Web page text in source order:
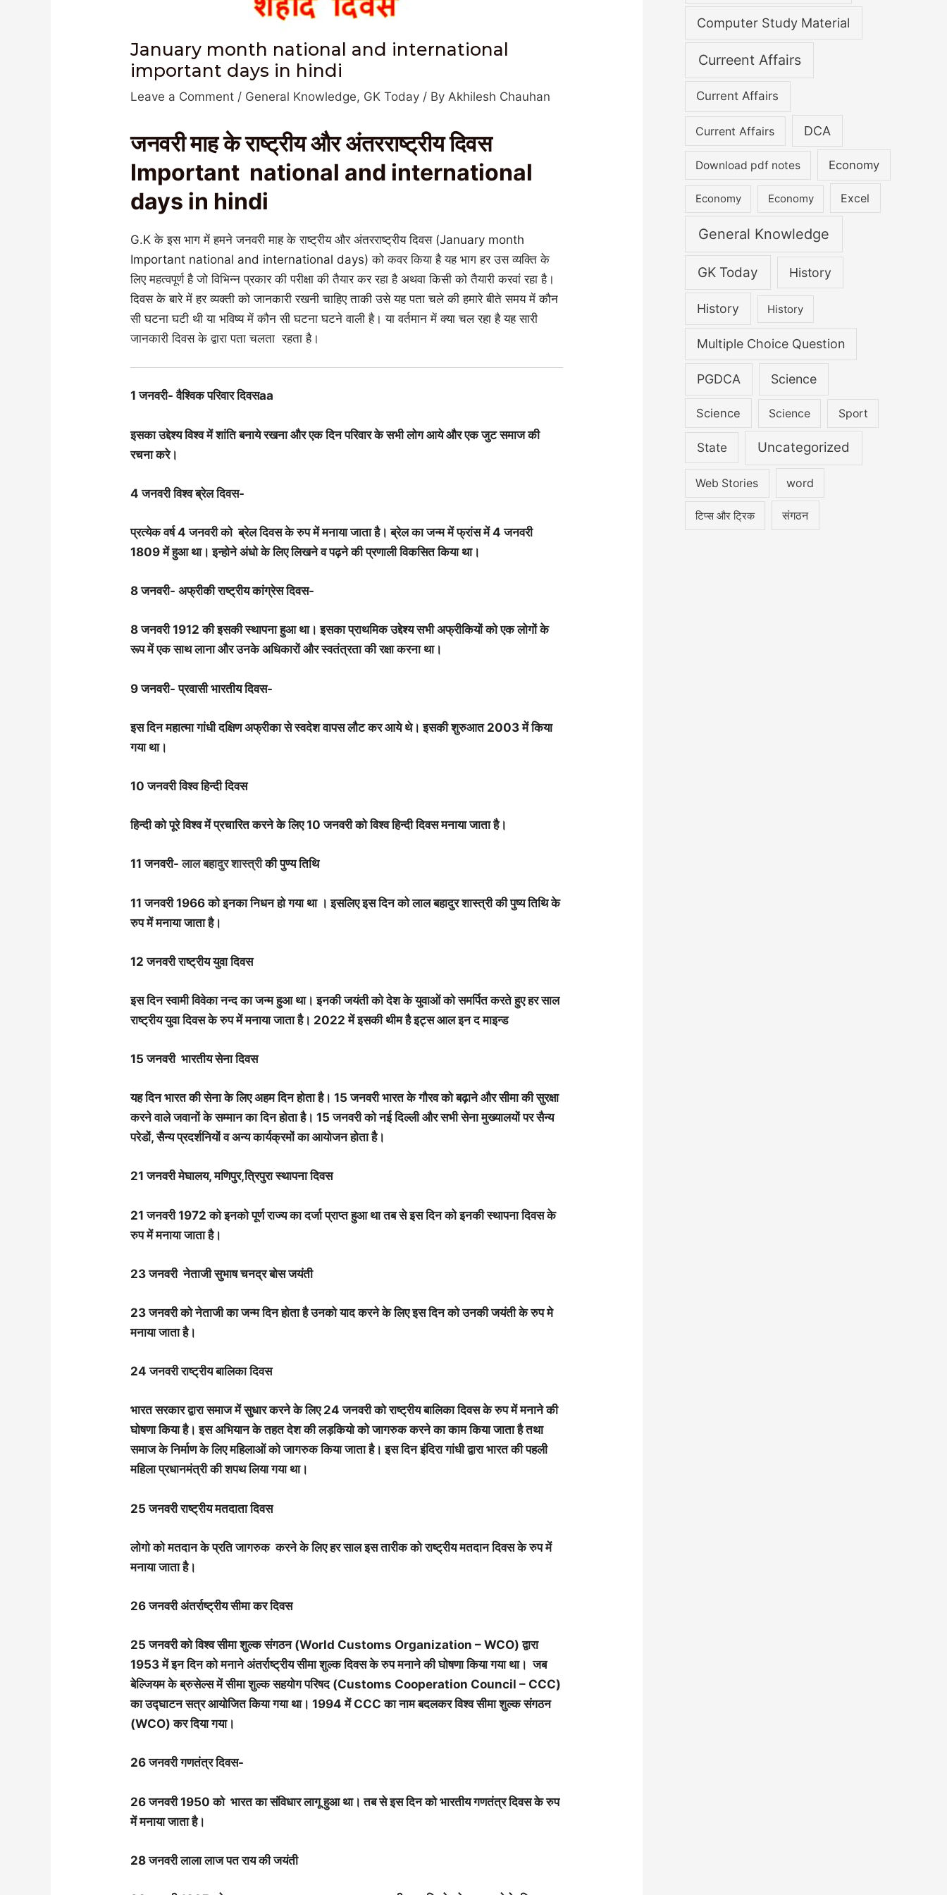
January month national and international
important days in hindi
Leave a Comment / General Knowledge, GK Today / By Akhilesh Chauhan
जनवरी माह के राष्ट्रीय और अंतरराष्ट्रीय दिवस
Important national and international
days in hindi
G.K के इस भाग में हमने जनवरी माह के राष्ट्रीय और अंतरराष्ट्रीय दिवस (January month
Important national and international days) को कवर किया है यह भाग हर उस व्यक्ति के
लिए महत्वपूर्ण है जो विभिन्न प्रकार की परीक्षा की तैयार कर रहा है अथवा किसी को तैयारी करवां रहा है।
दिवस के बारे में हर व्यक्ती को जानकारी रखनी चाहिए ताकी उसे यह पता चले की हमारे बीते समय में कौन
सी घटना घटी थी या भविष्य में कौन सी घटना घटने वाली है। या वर्तमान में क्या चल रहा है यह सारी
जानकारी दिवस के द्वारा पता चलता रहता है।
1 जनवरी- वैश्विक परिवार दिवसaa
इसका उद्देश्य विश्व में शांति बनाये रखना और एक दिन परिवार के सभी लोग आये और एक जुट समाज की
रचना करे।
4 जनवरी विश्व ब्रेल दिवस-
प्रत्येक वर्ष 4 जनवरी को ब्रेल दिवस के रुप में मनाया जाता है। ब्रेल का जन्म में फ्रांस में 4 जनवरी
1809 में हुआ था। इन्होने अंधो के लिए लिखने व पढ़ने की प्रणाली विकसित किया था।
8 जनवरी- अफ्रीकी राष्ट्रीय कांग्रेस दिवस-
8 जनवरी 1912 की इसकी स्थापना हुआ था। इसका प्राथमिक उद्देश्य सभी अफ्रीकियों को एक लोगों के
रूप में एक साथ लाना और उनके अधिकारों और स्वतंत्रता की रक्षा करना था।
9 जनवरी- प्रवासी भारतीय दिवस-
इस दिन महात्मा गांधी दक्षिण अफ्रीका से स्वदेश वापस लौट कर आये थे। इसकी शुरुआत 2003 में किया
गया था।
10 जनवरी विश्व हिन्दी दिवस
हिन्दी को पूरे विश्व में प्रचारित करने के लिए 10 जनवरी को विश्व हिन्दी दिवस मनाया जाता है।
11 जनवरी-लाल बहादुर शास्त्रीकी पुण्य तिथि
11 जनवरी 1966 को इनका निधन हो गया था । इसलिए इस दिन को लाल बहादुर शास्त्री की पुष्य तिथि के
रुप में मनाया जाता है।
12 जनवरी राष्ट्रीय युवा दिवस
इस दिन स्वामी विवेका नन्द का जन्म हुआ था। इनकी जयंती को देश के युवाओं को समर्पित करते हुए हर साल
राष्ट्रीय युवा दिवस के रुप में मनाया जाता है। 2022 में इसकी थीम है इट्स आल इन द माइन्ड
15 जनवरी भारतीय सेना दिवस
यह दिन भारत की सेना के लिए अहम दिन होता है। 15 जनवरी भारत के गौरव को बढ़ाने और सीमा की सुरक्षा
करने वाले जवानों के सम्मान का दिन होता है। 15 जनवरी को नई दिल्ली और सभी सेना मुख्यालयों पर सैन्य
परेडों, सैन्य प्रदर्शनियों व अन्य कार्यक्रमों का आयोजन होता है।
21 जनवरी मेघालय, मणिपुर,त्रिपुरा स्थापना दिवस
21 जनवरी 1972 को इनको पूर्ण राज्य का दर्जा प्राप्त हुआ था तब से इस दिन को इनकी स्थापना दिवस के
रुप में मनाया जाता है।
23 जनवरी नेताजी सुभाष चनद्र बोस जयंती
23 जनवरी को नेताजी का जन्म दिन होता है उनको याद करने के लिए इस दिन को उनकी जयंती के रुप मे
मनाया जाता है।
24 जनवरी राष्ट्रीय बालिका दिवस
भारत सरकार द्वारा समाज में सुधार करने के लिए 24 जनवरी को राष्ट्रीय बालिका दिवस के रुप में मनाने की
घोषणा किया है। इस अभियान के तहत देश की लड़कियो को जागरुक करने का काम किया जाता है तथा
समाज के निर्माण के लिए महिलाओं को जागरुक किया जाता है। इस दिन इंदिरा गांधी द्वारा भारत की पहली
महिला प्रधानमंत्री की शपथ लिया गया था।
25 जनवरी राष्ट्रीय मतदाता दिवस
लोगो को मतदान के प्रति जागरुक करने के लिए हर साल इस तारीक को राष्ट्रीय मतदान दिवस के रुप में
मनाया जाता है।
26 जनवरी अंतर्राष्ट्रीय सीमा कर दिवस
25 जनवरी को विश्व सीमा शुल्क संगठन (World Customs Organization – WCO) द्वारा
1953 में इन दिन को मनाने अंतर्राष्ट्रीय सीमा शुल्क दिवस के रुप मनाने की घोषणा किया गया था। जब
बेल्जियम के ब्रुसेल्स में सीमा शुल्क सहयोग परिषद (Customs Cooperation Council – CCC)
का उद्घाटन सत्र आयोजित किया गया था। 1994 में CCC का नाम बदलकर विश्व सीमा शुल्क संगठन
(WCO) कर दिया गया।
26 जनवरी गणतंत्र दिवस-
26 जनवरी 1950 को भारत का संविधार लागू हुआ था। तब से इस दिन को भारतीय गणतंत्र दिवस के रुप
में मनाया जाता है।
28 जनवरी लाला लाज पत राय की जयंती
Computer Study Material
Curreent Affairs
Current Affairs
Current Affairs DCA
Download pdf notes Economy
Economy Economy Excel
General Knowledge
GK Today History
History History
Multiple Choice Question
PGDCA Science
Science Science Sport
State Uncategorized
Web Stories word
टिप्स और ट्रिक संगठन